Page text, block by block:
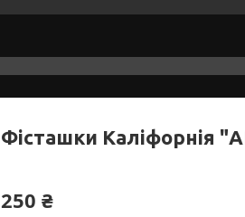
Фісташки Каліфорнія
250 ₴